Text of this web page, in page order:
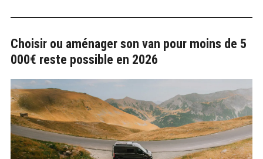
Choisir ou aménager son van pour moins de 5
000€ reste possible en 2026